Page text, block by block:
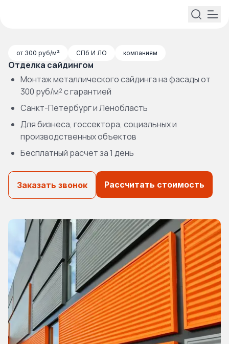
от 300 руб/м² СПб И ЛО компаниям
Отделка сайдингом
Монтаж металлического сайдинга на фасады от
300 руб/м² с гарантией
Санкт-Петербург и Ленобласть
Для бизнеса, госсектора, социальных и
производственных объектов
Бесплатный расчет за 1 день
Заказать звонок Рассчитать стоимость